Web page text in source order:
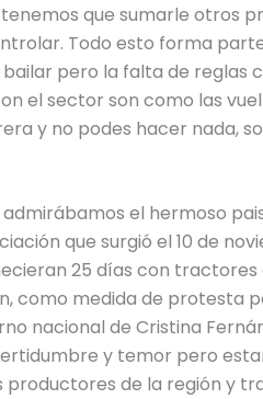
que sumarle otros
Todo esto forma
pero la falta de reglas
el sector son como las
y no podes hacer nada,
el hermoso
que surgió el 10 de
25 días con tractores
como medida de protesta
nacional de Cristina
y temor pero
productores de la región y